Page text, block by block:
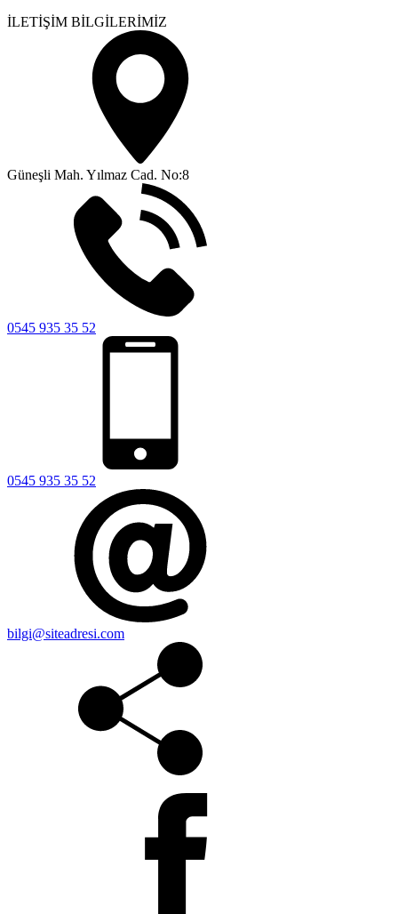
İLETİŞİM BİLGİLERİMİZ
Güneşli Mah. Yılmaz Cad. No:8
0545 935 35 52
0545 935 35 52
bilgi@siteadresi.com